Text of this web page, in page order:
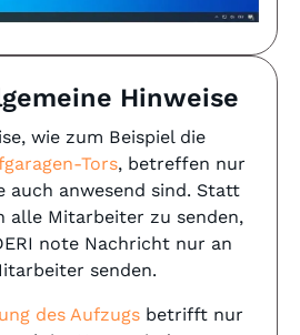
Hinweise
wie zum Beispiel die
Tors, betreffen nur
auch anwesend sind. Statt
alle Mitarbeiter zu senden,
note Nachricht nur an
senden.
des Aufzugsbetrifft nur